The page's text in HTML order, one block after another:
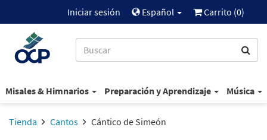
Iniciar sesión Español Carrito (0)
Misales & Himnarios Preparación y Aprendizaje Música
Tienda Cantos Cántico de Simeón